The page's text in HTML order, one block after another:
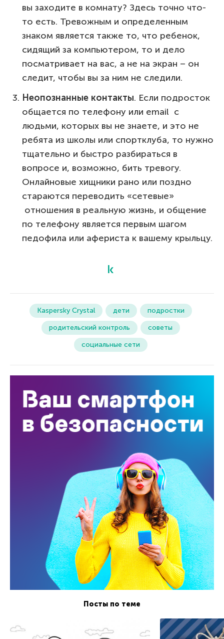
вы заходите в комнату? Здесь точно что-
то есть. Тревожным и определенным
знаком является также то, что ребенок,
сидящий за компьютером, то и дело
посматривает на вас, а не на экран – он
следит, чтобы вы за ним не следили.
Неопознанные контакты. Если подросток
общается по телефону или email с
людьми, которых вы не знаете, и это не
ребята из школы или спортклуба, то нужно
тщательно и быстро разбираться в
вопросе и, возможно, бить тревогу.
Онлайновые хищники рано или поздно
стараются переводить «сетевые»
отношения в реальную жизнь, и общение
по телефону является первым шагом
педофила или афериста к вашему крыльцу.
Kaspersky Crystal дети
подростки
родительский контроль
советы
социальные сети
Посты по теме